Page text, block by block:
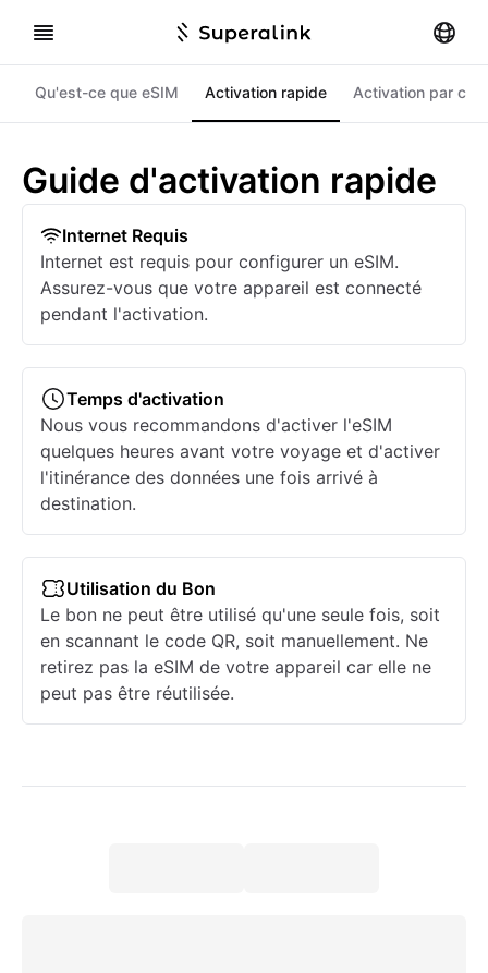
Qu'est-ce que eSIM Activation rapide Activation par
Guide d'activation rapide
Internet Requis
Internet est requis pour configurer un eSIM.
Assurez-vous que votre appareil est connecté
pendant l'activation.
Temps d'activation
Nous vous recommandons d'activer l'eSIM
quelques heures avant votre voyage et d'activer
l'itinérance des données une fois arrivé à
destination.
Utilisation du Bon
Le bon ne peut être utilisé qu'une seule fois, soit
en scannant le code QR, soit manuellement. Ne
retirez pas la eSIM de votre appareil car elle ne
peut pas être réutilisée.